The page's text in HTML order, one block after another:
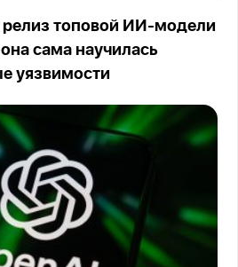
релиз топовой ИИ-модели
сама научилась
уязвимости